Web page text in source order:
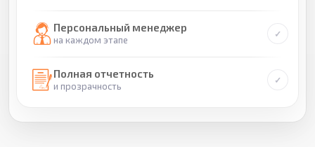
Персональный менеджер
на каждом этапе
Полная отчетность
и прозрачность